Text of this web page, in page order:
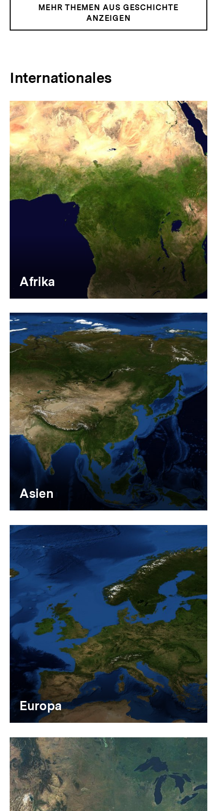
MEHR THEMEN AUS GESCHICHTE
ANZEIGEN
Internationales
Afrika
Asien
Europa